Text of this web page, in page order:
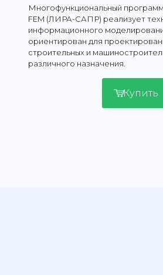
Многофункциональный
FEM (ЛИРА-САПР) реализует
информационного
ориентирован для
строительных и
различного назначения.
Купить